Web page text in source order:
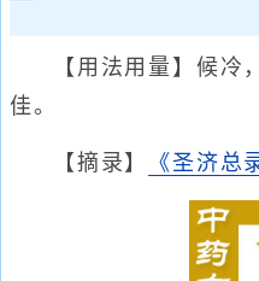
【用法用量】候冷
佳。
【摘录】 《圣济总